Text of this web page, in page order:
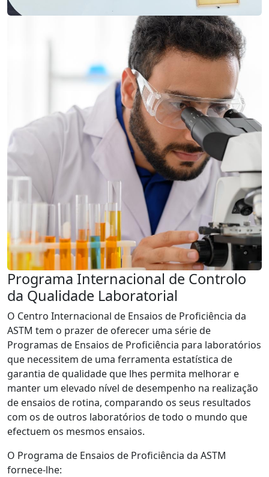
Programa Internacional de Controlo
da Qualidade Laboratorial
O Centro Internacional de Ensaios de Proficiência da
ASTM tem o prazer de oferecer uma série de
Programas de Ensaios de Proficiência para laboratórios
que necessitem de uma ferramenta estatística de
garantia de qualidade que lhes permita melhorar e
manter um elevado nível de desempenho na realização
de ensaios de rotina, comparando os seus resultados
com os de outros laboratórios de todo o mundo que
efectuem os mesmos ensaios.
O Programa de Ensaios de Proficiência da ASTM
fornece-lhe: